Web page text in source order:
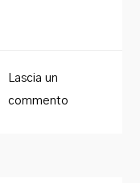
Lascia un
commento